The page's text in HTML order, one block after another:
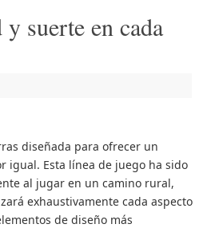
suerte en cada
diseñada para ofrecer un
igual. Esta línea de juego ha sido
al jugar en un camino rural,
exhaustivamente cada aspecto
de diseño más